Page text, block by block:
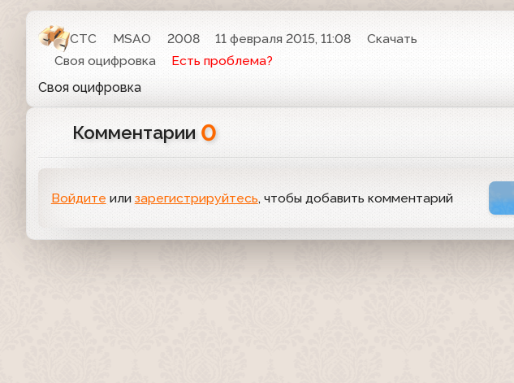
СТС MSAO 2008 11 февраля 2015, 11:08
Скачать
Своя оцифровка
Есть проблема?
Своя оцифровка
Комментарии 0
Войдите или зарегистрируйтесь, чтобы добавить комментарий